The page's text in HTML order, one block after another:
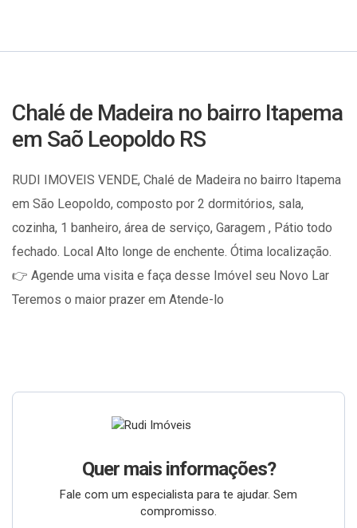
Chalé de Madeira no bairro Itapema
em Saõ Leopoldo RS
RUDI IMOVEIS VENDE, Chalé de Madeira no bairro Itapema
em São Leopoldo, composto por 2 dormitórios, sala,
cozinha, 1 banheiro, área de serviço, Garagem , Pátio todo
fechado. Local Alto longe de enchente. Ótima localização.
👉 Agende uma visita e faça desse Imóvel seu Novo Lar
Teremos o maior prazer em Atende-lo
Quer mais informações?
Fale com um especialista para te ajudar. Sem
compromisso.